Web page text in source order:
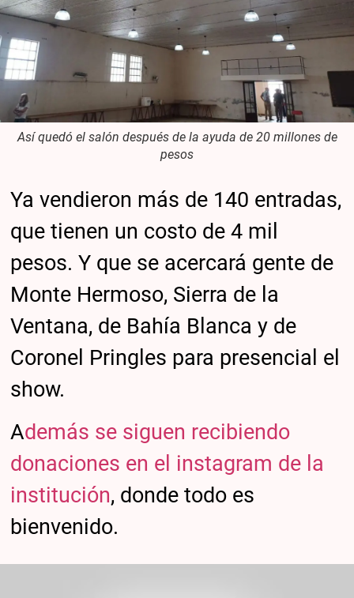
Así quedó el salón después de la ayuda de 20 millones de
pesos
Ya vendieron más de 140 entradas,
que tienen un costo de 4 mil
pesos. Y que se acercará gente de
Monte Hermoso, Sierra de la
Ventana, de Bahía Blanca y de
Coronel Pringles para presencial el
show.
Además se siguen recibiendo
donaciones en el instagram de la
institución, donde todo es
bienvenido.